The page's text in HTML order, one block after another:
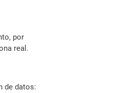
por
real.
de datos: